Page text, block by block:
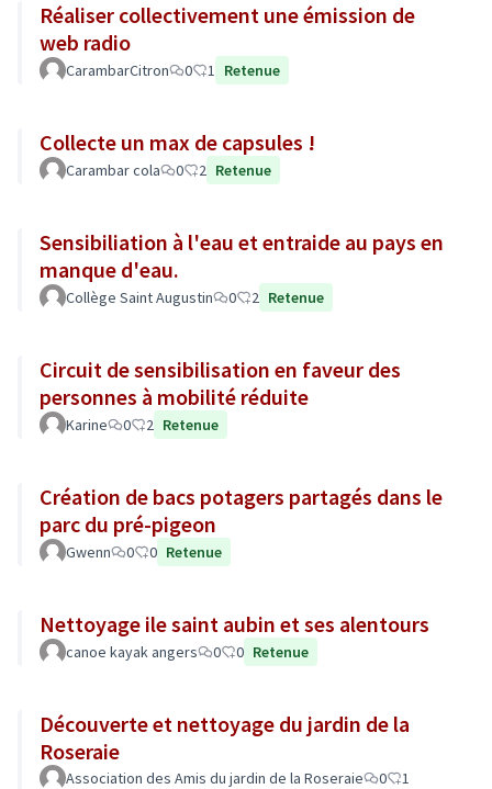
Réaliser collectivement une émission de
web radio
CarambarCitron 0 1 Retenue
Collecte un max de capsules !
Carambar cola 0 2 Retenue
Sensibiliation à l'eau et entraide au pays en
manque d'eau.
Collège Saint Augustin 0 2 Retenue
Circuit de sensibilisation en faveur des
personnes à mobilité réduite
Karine 0 2 Retenue
Création de bacs potagers partagés dans le
parc du pré-pigeon
Gwenn 0 0 Retenue
Nettoyage ile saint aubin et ses alentours
canoe kayak angers 0 0 Retenue
Découverte et nettoyage du jardin de la
Roseraie
Association des Amis du jardin de la Roseraie 0
1